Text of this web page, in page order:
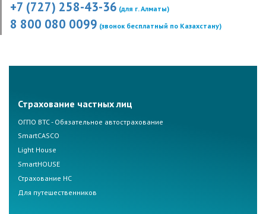
+7 (727) 258-43-36 (для г. Алматы)
8 800 080 0099 (звонок бесплатный по Казахстану)
Страхование частных лиц
ОГПО ВТС - Обязательное автострахование
SmartCASCO
Light House
SmartHOUSE
Страхование НС
Для путешественников